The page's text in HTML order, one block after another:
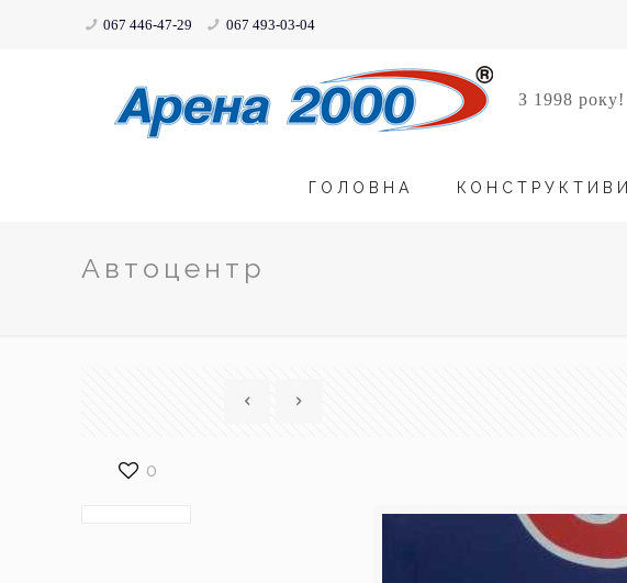
067 446-47-29 067 493-03-04
З 1998 року!
ГОЛОВНА КОНСТРУКТИВИ
Автоцентр
0